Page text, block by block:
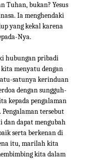
Tuhan, bukan? Yesus
Ia menghendaki
yang kekal karena
Nya.
hubungan pribadi
menyatu dengan
satunya kerinduan
dengan sungguh-
kepada pengalaman
tersebut
dan dapat mengubah
serta berkenan di
itu, marilah kita
kita dalam